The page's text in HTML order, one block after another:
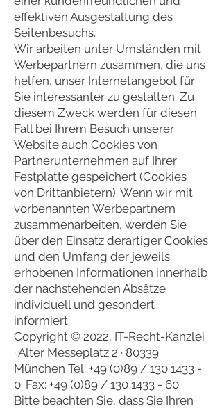
effektiven Ausgestaltung des
Seitenbesuchs.
Wir arbeiten unter Umständen mit
Werbepartnern zusammen, die uns
helfen, unser Internetangebot für
Sie interessanter zu gestalten. Zu
diesem Zweck werden für diesen
Fall bei Ihrem Besuch unserer
Website auch Cookies von
Partnerunternehmen auf Ihrer
Festplatte gespeichert (Cookies
von Drittanbietern). Wenn wir mit
vorbenannten Werbepartnern
zusammenarbeiten, werden Sie
über den Einsatz derartiger Cookies
und den Umfang der jeweils
erhobenen Informationen innerhalb
der nachstehenden Absätze
individuell und gesondert
informiert.
Copyright © 2022, IT-Recht-Kanzlei
· Alter Messeplatz 2 · 80339
München Tel: +49 (0)89 / 130 1433 -
0· Fax: +49 (0)89 / 130 1433 - 60
Bitte beachten Sie, dass Sie Ihren